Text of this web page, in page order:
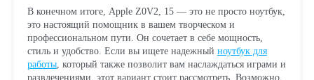
В конечном итоге, Apple Z0V2, 15 — это не просто ноутбук,
это настоящий помощник в вашем творческом и
профессиональном пути. Он сочетает в себе мощность,
стиль и удобство. Если вы ищете надежный ноутбук для
работы, который также позволит вам наслаждаться играми и
развлечениями, этот вариант стоит рассмотреть. Возможно,